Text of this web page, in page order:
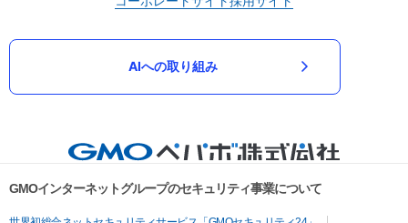
AIへの取り組み
GMOインターネットグループのセキュリティ事業について